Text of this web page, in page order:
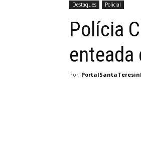
Destaques Policial
Polícia
enteada
Por